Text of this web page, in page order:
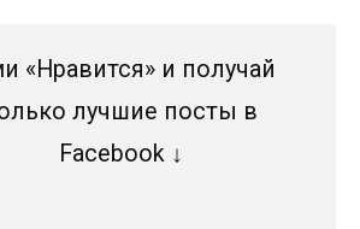
«Нравится» и получай
лучшие посты в
Facebook ↓